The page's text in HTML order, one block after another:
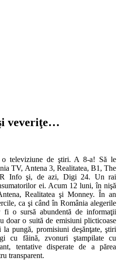
veveriţe…
o televiziune de ştiri. A8-a! Să le
TV, Antena 3, Realitatea, B1, The
Info şi, de azi, Digi 24. Un rai
ei. Acum 12 luni, în nişă
Realitatea şi Monney. În an
ca şi când în România alegerile
fi o sursă abundentă de informaţii
doar o suită de emisiuni plicticoase
pungă, promisiuni deşănţate, ştiri
cu făină, zvonuri ştampilate cu
tentative disperate de a părea
transparent.